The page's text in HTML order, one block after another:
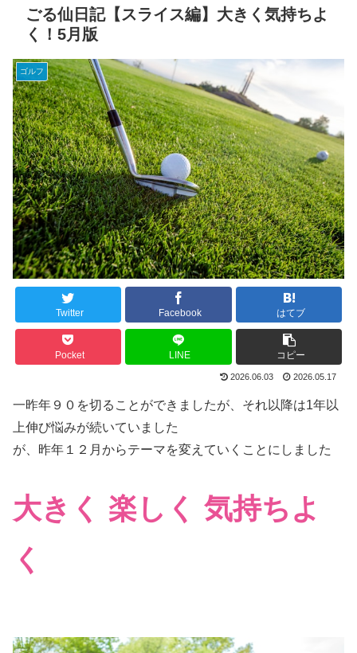
ごる仙日記【スライス編】大きく気持ちよ
く！5月版
ゴルフ
Twitter Facebook はてブ
Pocket LINE コピー
2026.06.03 2026.05.17
一昨年９０を切ることができましたが、それ以降は1年以
上伸び悩みが続いていました
が、昨年１２月からテーマを変えていくことにしました
大きく 楽しく 気持ちよ
く